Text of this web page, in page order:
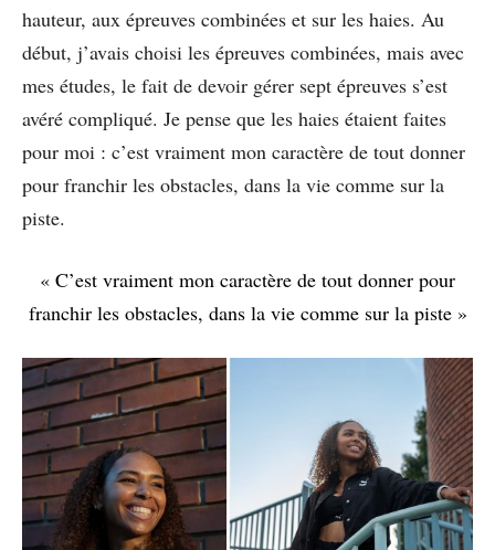
hauteur, aux épreuves combinées et sur les haies. Au
début, j’avais choisi les épreuves combinées, mais avec
mes études, le fait de devoir gérer sept épreuves s’est
avéré compliqué. Je pense que les haies étaient faites
pour moi : c’est vraiment mon caractère de tout donner
pour franchir les obstacles, dans la vie comme sur la
piste.
« C’est vraiment mon caractère de tout donner pour
franchir les obstacles, dans la vie comme sur la piste »